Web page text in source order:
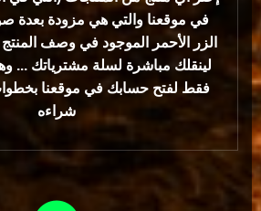
في موقعنا والتي هي مزودة بعدة
الزر الأحمر الموجود في وصف
لينقلك مباشرة لسلة مشترياتك ...
فقط لفتح حسابك في موقعنا
شراءه